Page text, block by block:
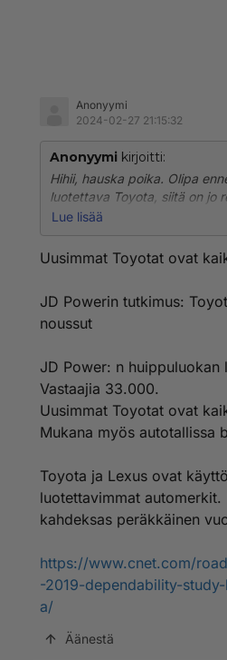
Anonyymi
2024-02-27 21:15:32
Anonyymi kirjoitti:
Hihii, hauska poika. Olipa
luotettava Toyota, siitä on jo
legenda elää köyhässä ja
Lue lisää
Uusimmat Toyotat ovat
JD Powerin tutkimus:
noussut
JD Power: n huippuluokan
Vastaajia 33.000.
Uusimmat Toyotat ovat
Mukana myös autotallissa
Toyota ja Lexus ovat
luotettavimmat automerkit.
kahdeksas peräkkäinen
https://www.cnet.com/
-2019-dependability-
a/
Äänestä